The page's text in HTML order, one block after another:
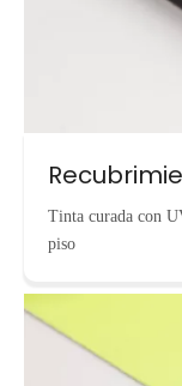
Tinta curada con
piso